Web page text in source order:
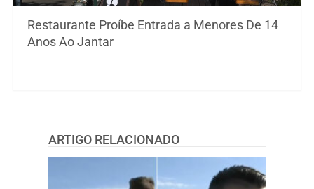
Restaurante Proíbe Entrada a Menores De 14
Anos Ao Jantar
ARTIGO RELACIONADO